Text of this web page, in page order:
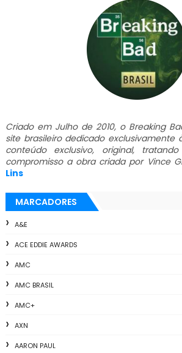
Criado em Julho de 2010, o Breaking
site brasileiro dedicado exclusivamente
conteúdo exclusivo, original,
compromisso a obra criada por Vince
Lins
MARCADORES
A&E
ACE EDDIE AWARDS
AMC
AMC BRASIL
AMC+
AXN
AARON PAUL